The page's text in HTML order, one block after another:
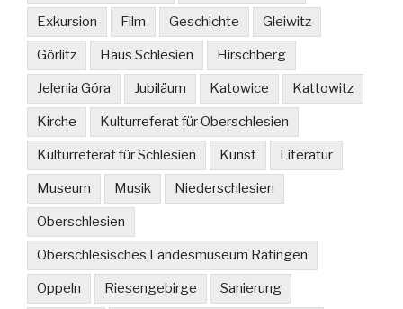
Exkursion Film Geschichte Gleiwitz
Görlitz Haus Schlesien Hirschberg
Jelenia Góra Jubiläum Katowice Kattowitz
Kirche Kulturreferat für Oberschlesien
Kulturreferat für Schlesien Kunst Literatur
Museum Musik Niederschlesien
Oberschlesien
Oberschlesisches Landesmuseum Ratingen
Oppeln Riesengebirge Sanierung